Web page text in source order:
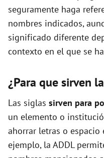
seguramente haga
nombres indicados,
significado diferente
contexto en el que se
¿Para que sirven
Las siglas sirven para
un elemento o
ahorrar letras o espacio
ejemplo, la ADDL